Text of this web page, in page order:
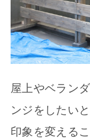
屋上やベラン
ンジをしたい
印象を変える